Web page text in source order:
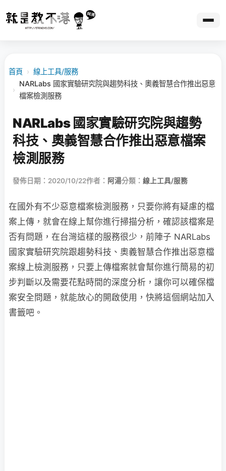
首頁 › 線上工具/服務
›
NARLabs 國家實驗研究院與趨勢科技、奧義智慧合作推出惡意
檔案檢測服務
NARLabs 國家實驗研究院與趨勢
科技、奧義智慧合作推出惡意檔案
檢測服務
發佈日期：2020/10/22作者： 阿湯分類： 線上工具/服務
在國外有不少惡意檔案檢測服務，只要你將有疑慮的檔
案上傳，就會在線上幫你進行掃描分析，確認該檔案是
否有問題，在台灣這樣的服務很少，前陣子 NARLabs
國家實驗研究院跟趨勢科技、奧義智慧合作推出惡意檔
案線上檢測服務，只要上傳檔案就會幫你進行簡易的初
步判斷以及需要花點時間的深度分析，讓你可以確保檔
案安全問題，就能放心的開啟使用，快將這個網站加入
書籤吧。